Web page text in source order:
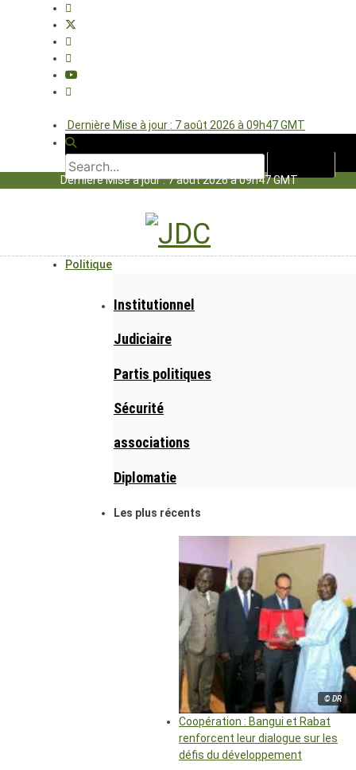
Dernière Mise à jour : 7 août 2026 à 09h47 GMT
Dernière Mise à jour : 7 août 2026 à 09h47 GMT
Politique
Institutionnel
Judiciaire
Partis politiques
Sécurité
associations
Diplomatie
Les plus récents
© DR
Coopération : Bangui et Rabat
renforcent leur dialogue sur les
défis du développement